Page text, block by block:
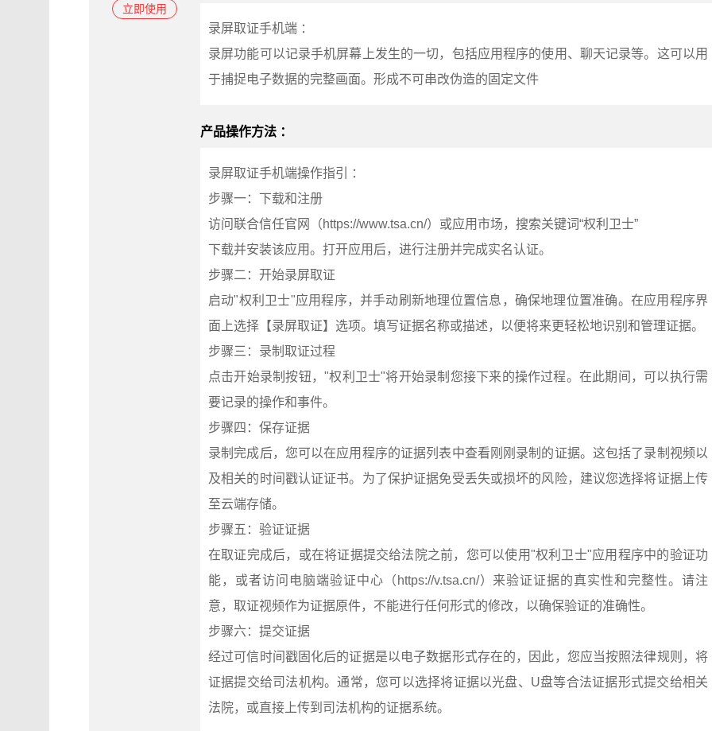
立即使用
录屏取证手机端 ：
录屏功能可以记录手机屏幕上发生的一切，包括应用程序的使用、聊天记录等。这可以用
于捕捉电子数据的完整画面。形成不可串改伪造的固定文件
产品操作方法 ：
录屏取证手机端操作指引 ：
步骤一：下载和注册
访问联合信任官网（https://www.tsa.cn/）或应用市场，搜索关键词“权利卫士”
下载并安装该应用。打开应用后，进行注册并完成实名认证。
步骤二：开始录屏取证
启动"权利卫士"应用程序，并手动刷新地理位置信息，确保地理位置准确。在应用程序界
面上选择【录屏取证】选项。填写证据名称或描述，以便将来更轻松地识别和管理证据。
步骤三：录制取证过程
点击开始录制按钮，"权利卫士"将开始录制您接下来的操作过程。在此期间，可以执行需
要记录的操作和事件。
步骤四：保存证据
录制完成后，您可以在应用程序的证据列表中查看刚刚录制的证据。这包括了录制视频以
及相关的时间戳认证证书。为了保护证据免受丢失或损坏的风险，建议您选择将证据上传
至云端存储。
步骤五：验证证据
在取证完成后，或在将证据提交给法院之前，您可以使用"权利卫士"应用程序中的验证功
能，或者访问电脑端验证中心（https://v.tsa.cn/）来验证证据的真实性和完整性。请注
意，取证视频作为证据原件，不能进行任何形式的修改，以确保验证的准确性。
步骤六：提交证据
经过可信时间戳固化后的证据是以电子数据形式存在的，因此，您应当按照法律规则，将
证据提交给司法机构。通常，您可以选择将证据以光盘、U盘等合法证据形式提交给相关
法院，或直接上传到司法机构的证据系统。